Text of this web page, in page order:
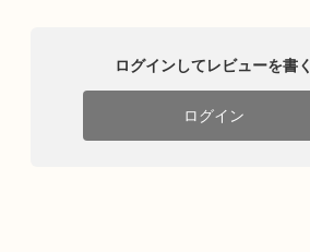
ログインしてレビューを書く
ログイン